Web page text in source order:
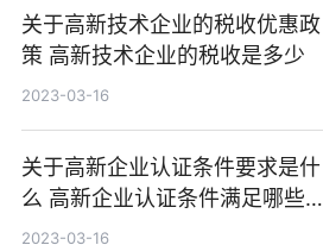
关于高新技术企业的税收优惠政
策 高新技术企业的税收是多少
2023-03-16
关于高新企业认证条件要求是什
么 高新企业认证条件满足哪些事
项
2023-03-16